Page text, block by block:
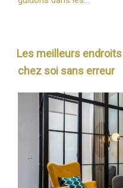
Les meilleurs
chez soi sans erreur